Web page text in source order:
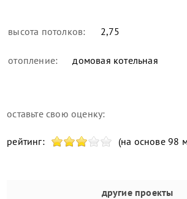
высота потолков: 2,75
отопление: домовая котельная
оставьте свою оценку:
рейтинг: (на основе 98
другие проекты